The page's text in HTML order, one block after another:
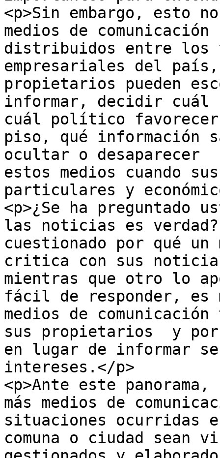
<p>Sin embargo, esto
medios de
distribuidos entre los
empresariales del
propietarios pueden
informar, decidir
cuál político
piso, qué información
ocultar o desaparecer
estos medios cuando
particulares y
<p>¿Se ha preguntado
las noticias es
cuestionado por qué un
critica con sus
mientras que otro lo
fácil de responder,
medios de
sus propietarios  y
en lugar de informar
intereses.</p>
<p>Ante este
más medios de
situaciones ocurridas
comuna o ciudad sean